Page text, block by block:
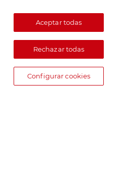
Aceptar todas
Rechazar todas
Configurar cookies